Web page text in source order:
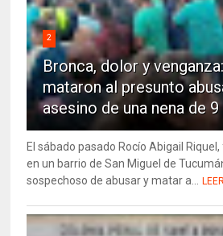
2
Bronca, dolor y
mataron al presunto
asesino de una nena de 9
El sábado pasado Rocío Abigail
en un barrio de San Miguel de
sospechoso de abusar y matar a...